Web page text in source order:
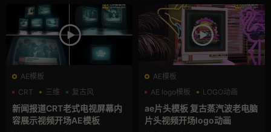
AE模板
CRT
三维 复古风
新闻报道CRT老式电视屏幕内
容展示视频开场AE模板
AE模板
AE logo模板
LOGO动画
三维
ae片头模板 复古蒸汽波老电脑
片头视频开场logo动画